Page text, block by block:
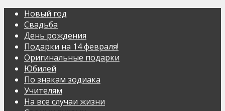
Новый год
Свадьба
День рождения
Подарки на 14 февраля!
Оригинальные подарки
Юбилей
По знакам зодиака
Учителям
На все случаи жизни